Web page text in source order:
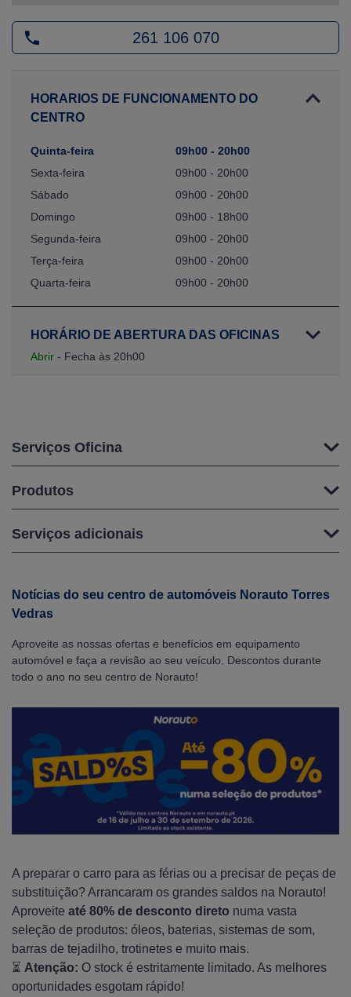
261 106 070
HORARIOS DE FUNCIONAMENTO DO
CENTRO
Quinta-feira
09h00 - 20h00
Sexta-feira
09h00 - 20h00
Sábado
09h00 - 20h00
Domingo
09h00 - 18h00
Segunda-feira
09h00 - 20h00
Terça-feira
09h00 - 20h00
Quarta-feira
09h00 - 20h00
HORÁRIO DE ABERTURA DAS OFICINAS
Abrir - Fecha às 20h00
Serviços Oficina
Produtos
Serviços adicionais
Notícias do seu centro de automóveis Norauto Torres
Vedras
Aproveite as nossas ofertas e benefícios em equipamento
automóvel e faça a revisão ao seu veículo. Descontos durante
todo o ano no seu centro de Norauto!
A preparar o carro para as férias ou a precisar de peças de
substituição? Arrancaram os grandes saldos na Norauto!
Aproveite até 80% de desconto direto numa vasta
seleção de produtos: óleos, baterias, sistemas de som,
barras de tejadilho, trotinetes e muito mais.
⏳ Atenção: O stock é estritamente limitado. As melhores
oportunidades esgotam rápido!